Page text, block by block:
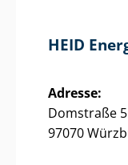
HEID
Adresse:
Domstraße 5
97070